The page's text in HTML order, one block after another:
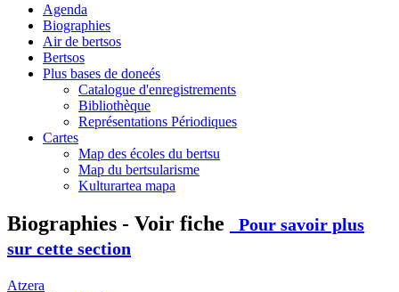
Agenda
Biographies
Air de bertsos
Bertsos
Plus bases de doneés
Catalogue d'enregistrements
Bibliothèque
Représentations Périodiques
Cartes
Map des écoles du bertsu
Map du bertsularisme
Kulturartea mapa
Biographies - Voir fiche
Pour savoir plus
sur cette section
Atzera